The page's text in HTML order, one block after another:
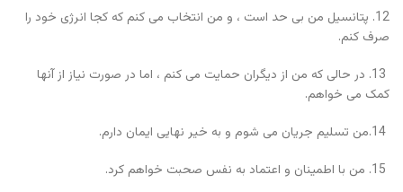
12. پتانسیل من بی حد است ، و من انتخاب می کنم که کجا انرژی خود را
صرف کنم.
13. در حالی که من از دیگران حمایت می کنم ، اما در صورت نیاز از آنها
کمک می خواهم.